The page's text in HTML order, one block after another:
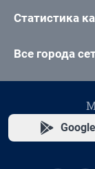
Статистика
Все города